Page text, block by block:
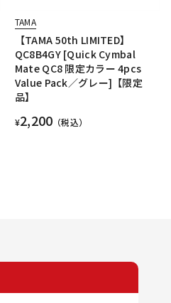
TAMA
【TAMA 50th LIMITED】
QC8B4GY [Quick Cymbal
Mate QC8 限定カラー 4pcs
Value Pack／グレー]【限定
品】
¥2,200 （税込）